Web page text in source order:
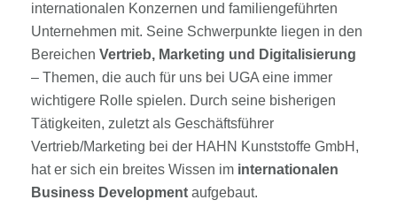
internationalen Konzernen und familiengeführten
Unternehmen mit. Seine Schwerpunkte liegen in den
Bereichen Vertrieb, Marketing und Digitalisierung
– Themen, die auch für uns bei UGA eine immer
wichtigere Rolle spielen. Durch seine bisherigen
Tätigkeiten, zuletzt als Geschäftsführer
Vertrieb/Marketing bei der HAHN Kunststoffe GmbH,
hat er sich ein breites Wissen im internationalen
Business Development aufgebaut.